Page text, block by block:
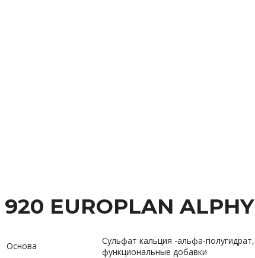
920 EUROPLAN ALPHY
Основа
Сульфат кальция -альфа-
функциональные добавки